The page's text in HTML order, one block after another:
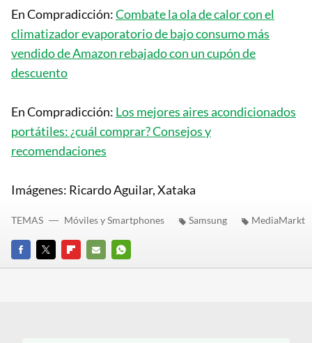
En Compradicción:Combate la ola de calor con el
climatizador evaporatorio de bajo consumo más
vendido de Amazon rebajado con un cupón de
descuento
En Compradicción: Los mejores aires acondicionados
portátiles: ¿cuál comprar? Consejos y
recomendaciones
Imágenes: Ricardo Aguilar, Xataka
FACEBOOK
TWITTERFLIPBOARD
E-
WHATSAPP
TEMAS Móviles y Smartphones Samsung MediaMarkt